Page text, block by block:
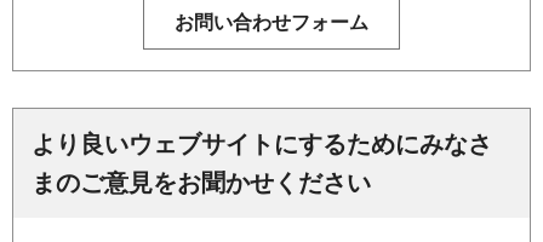
より良いウェブサイトにするためにみなさ
まのご意見をお聞かせください